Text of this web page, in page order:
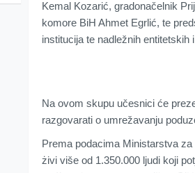
Kemal Kozarić, gradonačelnik
komore BiH Ahmet Egrlić, te
institucija te nadležnih entitetskih
Na ovom skupu učesnici će
razgovarati o umrežavanju
Prema podacima Ministarstva
żivi više od 1.350.000 ljudi koji